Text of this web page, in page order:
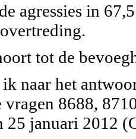
agressies in
tot de
naar het
vragen 8688,
25 januari 2012